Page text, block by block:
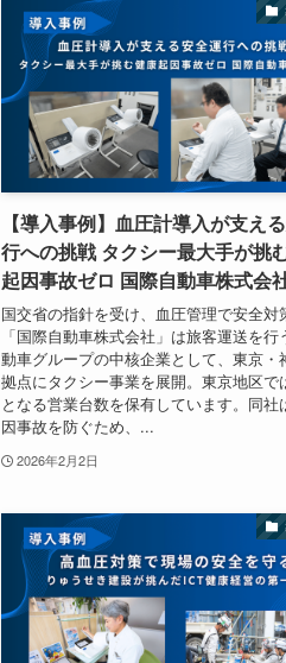
【導入事例】血圧計導入が支え
行への挑戦 タクシー最大手が挑
起因事故ゼロ 国際自動車株式会
国交省の指針を受け、血圧管理で安全対
「国際自動車株式会社」は旅客運送を行
動車グループの中核企業として、東京・
拠点にタクシー事業を展開。東京地区で
となる営業台数を保有しています。同社
因事故を防ぐため、...
2026年2月2日